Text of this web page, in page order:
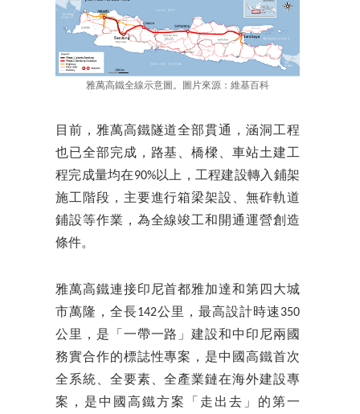
雅萬高鐵全線示意圖。圖片來源：維基百科
目前，雅萬高鐵隧道全部貫通，涵洞工程
也已全部完成，路基、橋樑、車站土建工
程完成量均在90%以上，工程建設轉入鋪架
施工階段，主要進行箱梁架設、無砟軌道
鋪設等作業，為全線竣工和開通運營創造
條件。
雅萬高鐵連接印尼首都雅加達和第四大城
市萬隆，全長142公里，最高設計時速350
公里，是「一帶一路」建設和中印尼兩國
務實合作的標誌性專案，是中國高鐵首次
全系統、全要素、全產業鏈在海外建設專
案，是中國高鐵方案「走出去」的第一